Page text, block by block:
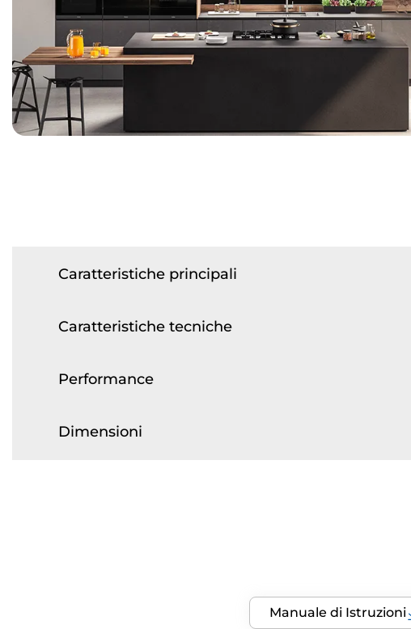
Caratteristiche principali
Caratteristiche tecniche
Performance
Dimensioni
Manuale di Istruzioni